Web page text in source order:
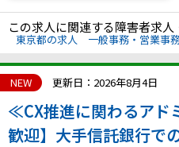
この求人に関連する障害者求人
東京都の求人 一般事務・営業事
NEW 更新日：2026年8月4日
≪CX推進に関わるア
歓迎】大手信託銀行で